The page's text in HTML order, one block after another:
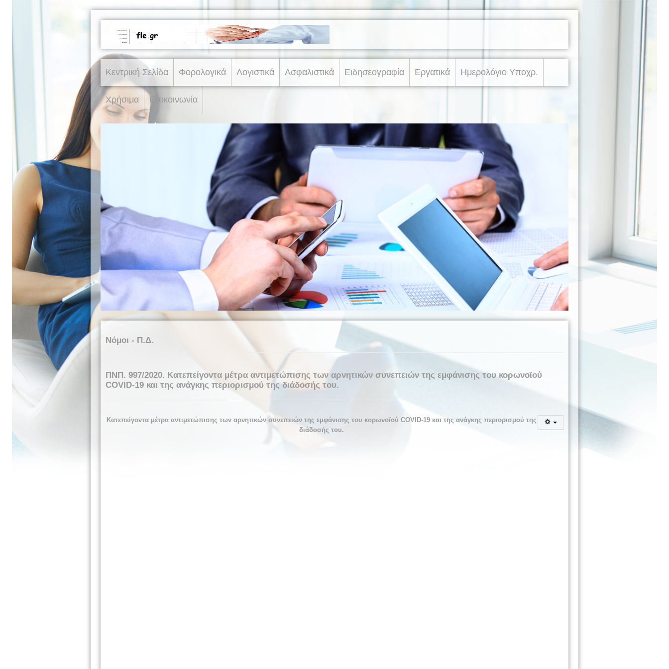
Κεντρική Σελίδα Φορολογικά Λογιστικά Ασφαλιστικά Ειδησεογραφία Εργατικά Ημερολόγιο Υποχρ.
Χρήσιμα Επικοινωνία
Νόμοι - Π.Δ.
ΠΝΠ. 997/2020. Κατεπείγοντα μέτρα αντιμετώπισης των αρνητικών συνεπειών της εμφάνισης του κορωνοϊού
COVID-19 και της ανάγκης περιορισμού της διάδοσής του.
Κατεπείγοντα μέτρα αντιμετώπισης των αρνητικών συνεπειών της εμφάνισης του κορωνοϊού COVID-19 και της ανάγκης περιορισμού της
διάδοσής του.